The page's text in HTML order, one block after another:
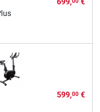
699, €
599,00€